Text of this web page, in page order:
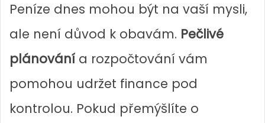
Peníze dnes mohou být na vaší mysli,
ale není důvod k obavám. Pečlivé
plánování a rozpočtování vám
pomohou udržet finance pod
kontrolou. Pokud přemýšlíte o